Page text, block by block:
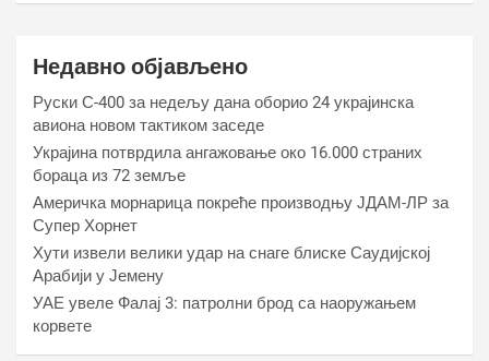
Недавно објављено
Руски С-400 за недељу дана оборио 24 украјинска
авиона новом тактиком заседе
Украјина потврдила ангажовање око 16.000 страних
бораца из 72 земље
Америчка морнарица покреће производњу ЈДАМ-ЛР за
Супер Хорнет
Хути извели велики удар на снаге блиске Саудијској
Арабији у Јемену
УАЕ увеле Фалај 3: патролни брод са наоружањем
корвете